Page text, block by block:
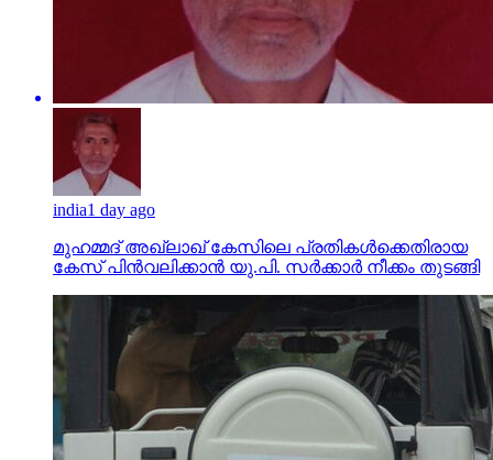
india1 day ago
മുഹമ്മദ് അഖ്‌ലാഖ് കേസിലെ പ്രതികള്‍ക്കെതിരായ
കേസ് പിന്‍വലിക്കാന്‍ യു.പി. സര്‍ക്കാര്‍ നീക്കം തുടങ്ങി